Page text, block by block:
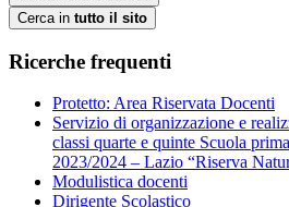
Cerca in tutto il sito
Ricerche frequenti
Protetto: Area Riservata Docenti
Servizio di organizzazione e
classi quarte e quinte Scuola
2023/2024 – Lazio “Riserva
Modulistica docenti
Dirigente Scolastico